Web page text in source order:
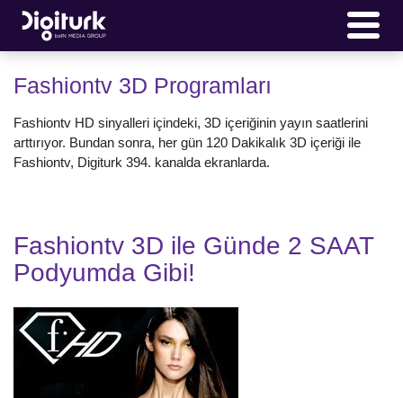
Fashiontv 3D Programları
Fashiontv HD sinyalleri içindeki, 3D içeriğinin yayın saatlerini
arttırıyor. Bundan sonra, her gün 120 Dakikalık 3D içeriği ile
Fashiontv, Digiturk 394. kanalda ekranlarda.
Fashiontv 3D ile Günde 2 SAAT
Podyumda Gibi!